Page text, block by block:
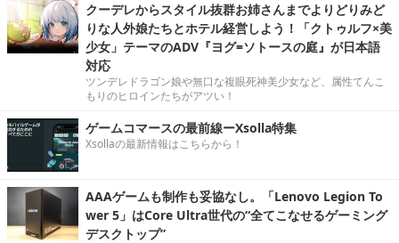
クーデレからスタイル抜群お姉さんまでよりどりみど
りな人外娘たちとホテル経営しよう！「クトゥルフ×美
少女」テーマのADV『ヨグ=ソトースの庭』が日本語
対応
ツンデレドラゴン娘や無口な複眼死神美少女など、属性てんこ
もりのヒロインたちがアツい！
ゲームコマースの最前線ーXsolla特集
Xsollaの最新情報はこちらから！
AAAゲームも制作も妥協なし。「Lenovo Legion To
wer 5」はCore Ultra世代の“全てこなせるゲーミング
デスクトップ”